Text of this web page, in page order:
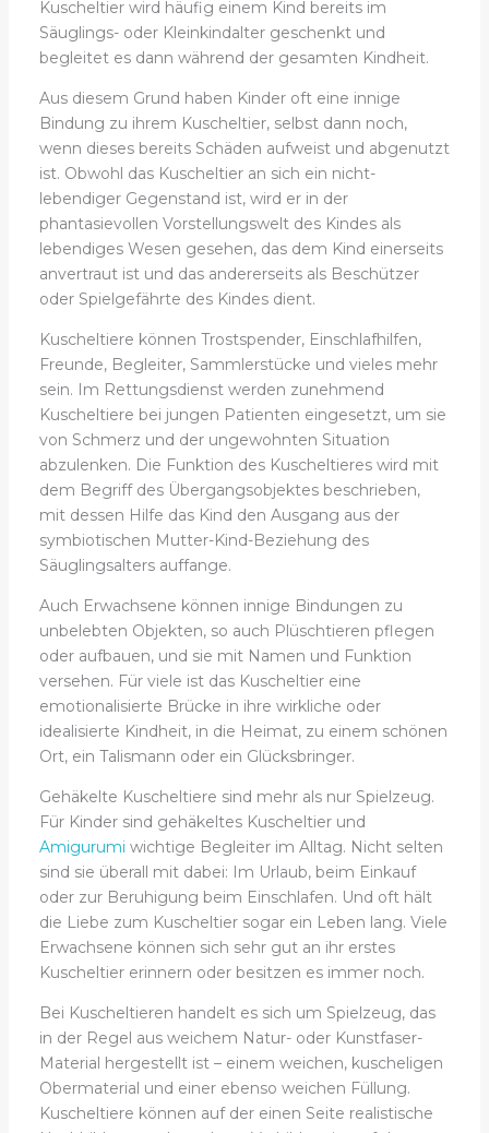
Kuscheltier wird häufig einem Kind bereits im
Säuglings- oder Kleinkindalter geschenkt und
begleitet es dann während der gesamten Kindheit.
Aus diesem Grund haben Kinder oft eine innige
Bindung zu ihrem Kuscheltier, selbst dann noch,
wenn dieses bereits Schäden aufweist und abgenutzt
ist. Obwohl das Kuscheltier an sich ein nicht-
lebendiger Gegenstand ist, wird er in der
phantasievollen Vorstellungswelt des Kindes als
lebendiges Wesen gesehen, das dem Kind einerseits
anvertraut ist und das andererseits als Beschützer
oder Spielgefährte des Kindes dient.
Kuscheltiere können Trostspender, Einschlafhilfen,
Freunde, Begleiter, Sammlerstücke und vieles mehr
sein. Im Rettungsdienst werden zunehmend
Kuscheltiere bei jungen Patienten eingesetzt, um sie
von Schmerz und der ungewohnten Situation
abzulenken. Die Funktion des Kuscheltieres wird mit
dem Begriff des Übergangsobjektes beschrieben,
mit dessen Hilfe das Kind den Ausgang aus der
symbiotischen Mutter-Kind-Beziehung des
Säuglingsalters auffange.
Auch Erwachsene können innige Bindungen zu
unbelebten Objekten, so auch Plüschtieren pflegen
oder aufbauen, und sie mit Namen und Funktion
versehen. Für viele ist das Kuscheltier eine
emotionalisierte Brücke in ihre wirkliche oder
idealisierte Kindheit, in die Heimat, zu einem schönen
Ort, ein Talismann oder ein Glücksbringer.
Gehäkelte Kuscheltiere sind mehr als nur Spielzeug.
Für Kinder sind gehäkeltes Kuscheltier und
Amigurumi wichtige Begleiter im Alltag. Nicht selten
sind sie überall mit dabei: Im Urlaub, beim Einkauf
oder zur Beruhigung beim Einschlafen. Und oft hält
die Liebe zum Kuscheltier sogar ein Leben lang. Viele
Erwachsene können sich sehr gut an ihr erstes
Kuscheltier erinnern oder besitzen es immer noch.
Bei Kuscheltieren handelt es sich um Spielzeug, das
in der Regel aus weichem Natur- oder Kunstfaser-
Material hergestellt ist – einem weichen, kuscheligen
Obermaterial und einer ebenso weichen Füllung.
Kuscheltiere können auf der einen Seite realistische